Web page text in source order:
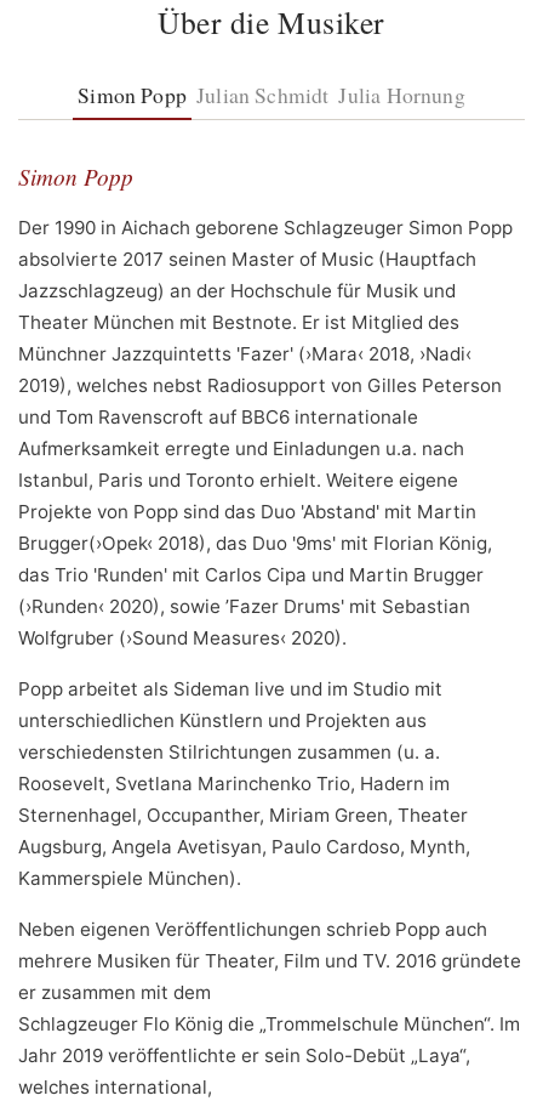
Über die Musiker
Simon Popp Julian Schmidt Julia Hornung
Simon Popp
Der 1990 in Aichach geborene Schlagzeuger Simon Popp
absolvierte 2017 seinen Master of Music (Hauptfach
Jazzschlagzeug) an der Hochschule für Musik und
Theater München mit Bestnote. Er ist Mitglied des
Münchner Jazzquintetts 'Fazer' (›Mara‹ 2018, ›Nadi‹
2019), welches nebst Radiosupport von Gilles Peterson
und Tom Ravenscroft auf BBC6 internationale
Aufmerksamkeit erregte und Einladungen u.a. nach
Istanbul, Paris und Toronto erhielt. Weitere eigene
Projekte von Popp sind das Duo 'Abstand' mit Martin
Brugger(›Opek‹ 2018), das Duo '9ms' mit Florian König,
das Trio 'Runden' mit Carlos Cipa und Martin Brugger
(›Runden‹ 2020), sowie ’Fazer Drums' mit Sebastian
Wolfgruber (›Sound Measures‹ 2020).
Popp arbeitet als Sideman live und im Studio mit
unterschiedlichen Künstlern und Projekten aus
verschiedensten Stilrichtungen zusammen (u. a.
Roosevelt, Svetlana Marinchenko Trio, Hadern im
Sternenhagel, Occupanther, Miriam Green, Theater
Augsburg, Angela Avetisyan, Paulo Cardoso, Mynth,
Kammerspiele München).
Neben eigenen Veröffentlichungen schrieb Popp auch
mehrere Musiken für Theater, Film und TV. 2016 gründete
er zusammen mit dem
Schlagzeuger Flo König die „Trommelschule München“. Im
Jahr 2019 veröffentlichte er sein Solo-Debüt „Laya“,
welches international,